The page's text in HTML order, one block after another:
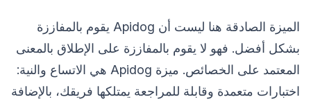
الميزة الصادقة هنا ليست أن Apidog يقوم بالمفاززة
بشكل أفضل. فهو لا يقوم بالمفاززة على الإطلاق بالمعنى
المعتمد على الخصائص. ميزة Apidog هي الاتساع والنية:
اختبارات متعمدة وقابلة للمراجعة يمتلكها فريقك، بالإضافة